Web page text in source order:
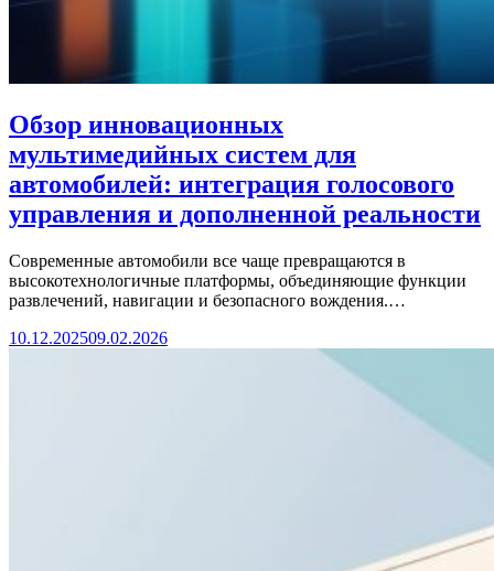
Обзор инновационных
мультимедийных систем для
автомобилей: интеграция голосового
управления и дополненной реальности
Современные автомобили все чаще превращаются в
высокотехнологичные платформы, объединяющие функции
развлечений, навигации и безопасного вождения.…
10.12.202509.02.2026